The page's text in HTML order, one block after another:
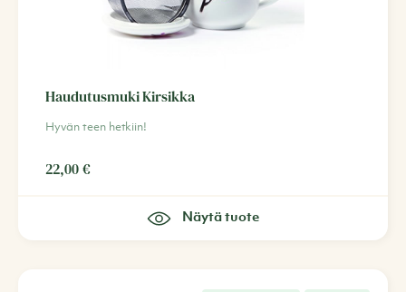
Haudutusmuki Kirsikka
Hyvän teen hetkiin!
22,00€
Näytä tuote